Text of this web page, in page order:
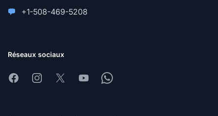
+1-508-469-5208
Réseaux sociaux
FacebookInstagram
X YoutubeWhatsapp